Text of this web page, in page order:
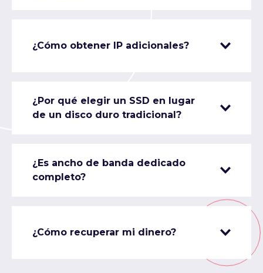
¿Cómo obtener IP adicionales?
¿Por qué elegir un SSD en lugar
de un disco duro tradicional?
¿Es ancho de banda dedicado
completo?
¿Cómo recuperar mi dinero?